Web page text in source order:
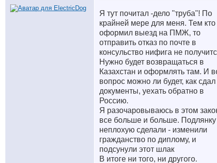
Я тут почитал -дело "труба"! По
крайней мере для меня. Тем кто
оформил выезд на ПМЖ, то
отправить отказ по почте в
консульство нифига не
Нужно будет возвращаться в
Казахстан и оформлять там. И
вопрос можно ли будет, как
документы, уехать обратно в
Россию.
Я разочаровываюсь в этом
все больше и больше. Подлянку
неплохую сделали - изменили
гражданство по диплому, и
подсунули этот шлак
В итоге ни того, ни другого.